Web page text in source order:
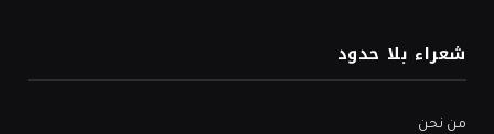
شعراء بلا حدود
من نحن